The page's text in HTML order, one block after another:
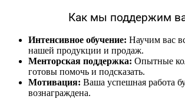
Как мы поддержим
Интенсивное обучение: Научим вас
нашей продукции и продаж.
Менторская поддержка: Опытные
готовы помочь и подсказать.
Мотивация: Ваша успешная работа
вознаграждена.